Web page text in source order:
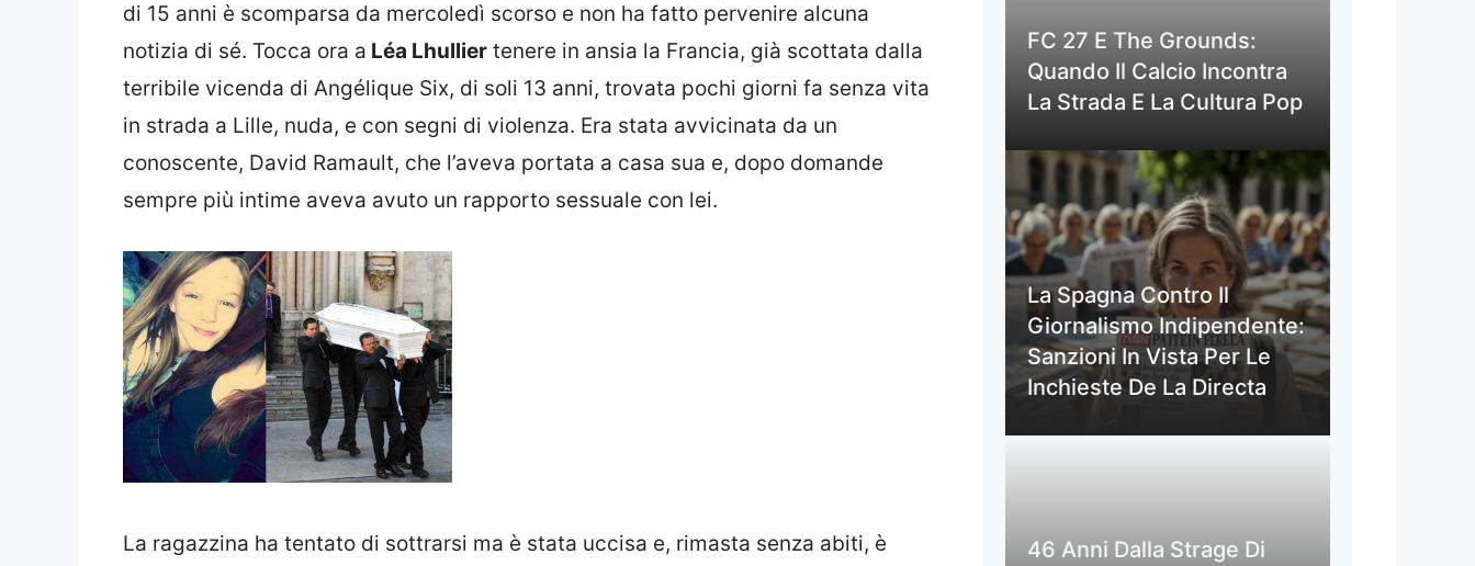
di 15 anni è scomparsa da mercoledì scorso e non ha fatto pervenire alcuna
notizia di sé. Tocca ora a Léa Lhullier tenere in ansia la Francia, già scottata dalla
terribile vicenda di Angélique Six, di soli 13 anni, trovata pochi giorni fa senza vita
in strada a Lille, nuda, e con segni di violenza. Era stata avvicinata da un
conoscente, David Ramault, che l’aveva portata a casa sua e, dopo domande
sempre più intime aveva avuto un rapporto sessuale con lei.
La ragazzina ha tentato di sottrarsi ma è stata uccisa e, rimasta senza abiti, è
FC 27 E The Grounds:
Quando Il Calcio Incontra
La Strada E La Cultura Pop
La Spagna Contro Il
Giornalismo Indipendente:
Sanzioni In Vista Per Le
Inchieste De La Directa
46 Anni Dalla Strage Di